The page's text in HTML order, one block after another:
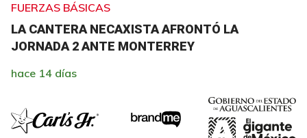
FUERZAS BÁSICAS
LA CANTERA NECAXISTA AFRONTÓ LA
JORNADA 2 ANTE MONTERREY
hace 14 días